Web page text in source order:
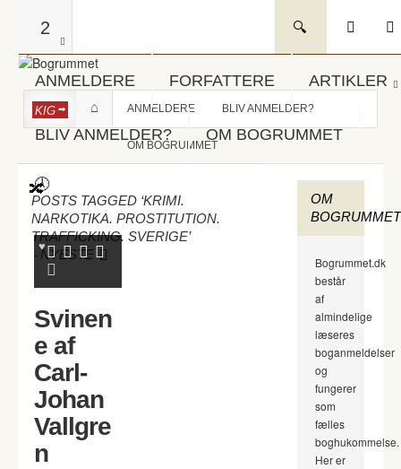
2
ANMELDERE FORFATTERE ARTIKLER
BLIV ANMELDER? OM BOGRUMMET
KIG ANMELDERE BLIV ANMELDER?
OM BOGRUMMET
POSTS TAGGED ‘KRIMI.
NARKOTIKA. PROSTITUTION.
TRAFFICKING. SVERIGE’
- NYESTE
Svinen
e af
Carl-
Johan
Vallgre
n
OM
BOGRUMMET
Bogrummet.dk
består
af
almindelige
læseres
boganmeldelser
og
fungerer
som
fælles
boghukommelse.
Her er